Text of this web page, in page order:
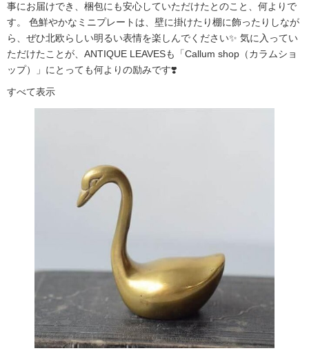
事にお届けでき、梱包にも安心していただけたとのこと、何よりで
す。 色鮮やかなミニプレートは、壁に掛けたり棚に飾ったりしなが
ら、ぜひ北欧らしい明るい表情を楽しんでください✨ 気に入ってい
ただけたことが、ANTIQUE LEAVESも「Callum shop（カラムショ
ップ）」にとっても何よりの励みです❣️
すべて表示